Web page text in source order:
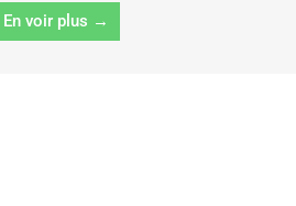
En voir plus →